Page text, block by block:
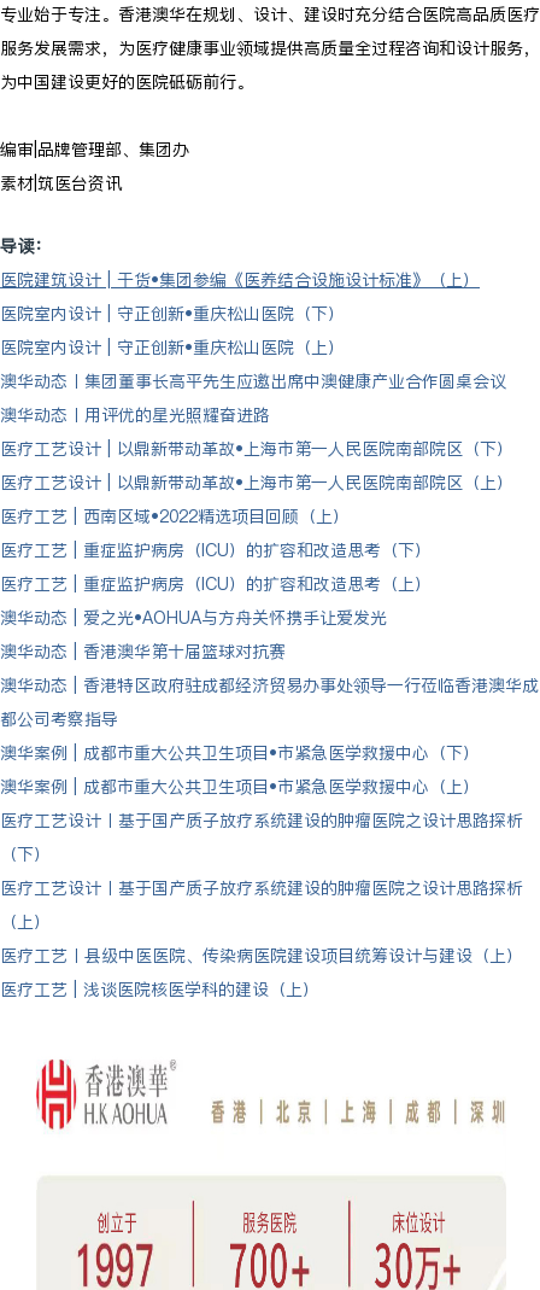
专业始于专注。香港澳华在规划、设计、建设时充分结合医院高品质医疗
服务发展需求，为医疗健康事业领域提供高质量全过程咨询和设计服务，
为中国建设更好的医院砥砺前行。
编审|品牌管理部、集团办
素材|筑医台资讯
导读：
医院建筑设计 | 干货•集团参编《医养结合设施设计标准》（上）
医院室内设计 | 守正创新•重庆松山医院（下）
医院室内设计 | 守正创新•重庆松山医院（上）
澳华动态丨集团董事长高平先生应邀出席中澳健康产业合作圆桌会议
澳华动态丨用评优的星光照耀奋进路
医疗工艺设计 | 以鼎新带动革故•上海市第一人民医院南部院区（下）
医疗工艺设计 | 以鼎新带动革故•上海市第一人民医院南部院区（上）
医疗工艺 | 西南区域•2022精选项目回顾（上）
医疗工艺 | 重症监护病房（ICU）的扩容和改造思考（下）
医疗工艺 | 重症监护病房（ICU）的扩容和改造思考（上）
澳华动态 | 爱之光•AOHUA与方舟关怀携手让爱发光
澳华动态 | 香港澳华第十届篮球对抗赛
澳华动态 | 香港特区政府驻成都经济贸易办事处领导一行莅临香港澳华成
都公司考察指导
澳华案例 | 成都市重大公共卫生项目•市紧急医学救援中心（下）
澳华案例 | 成都市重大公共卫生项目•市紧急医学救援中心（上）
医疗工艺设计丨基于国产质子放疗系统建设的肿瘤医院之设计思路探析
（下）
医疗工艺设计丨基于国产质子放疗系统建设的肿瘤医院之设计思路探析
（上）
医疗工艺丨县级中医医院、传染病医院建设项目统筹设计与建设（上）
医疗工艺 | 浅谈医院核医学科的建设（上）